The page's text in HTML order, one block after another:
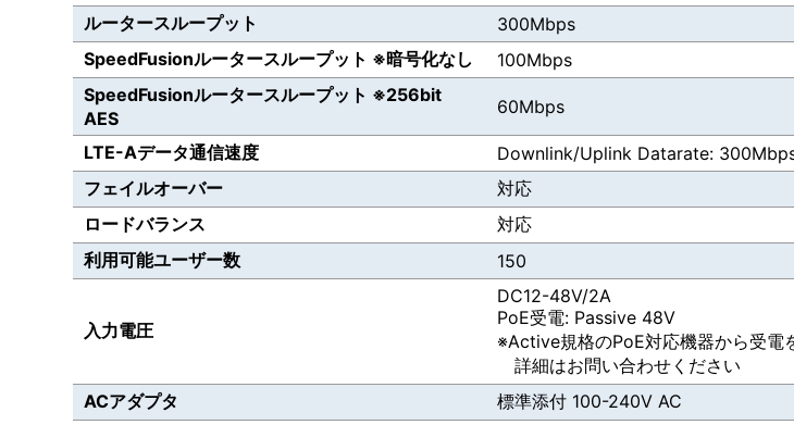
ルータースループット
300Mbps
SpeedFusionルータースループット ※暗号化なし
100Mbps
SpeedFusionルータースループット ※256bit
AES
60Mbps
LTE-Aデータ通信速度
Downlink/Uplink Datarate:
フェイルオーバー
対応
ロードバランス
対応
利用可能ユーザー数
150
入力電圧
DC12-48V/2A
PoE受電: Passive 48V
※Active規格のPoE対応機器から受
詳細はお問い合わせください
ACアダプタ
標準添付 100-240V AC